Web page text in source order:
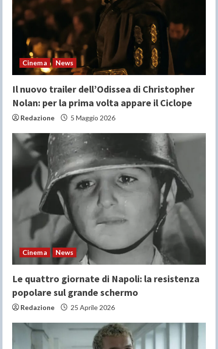
d
i
n
gCinema News
Il nuovo trailer dell’Odissea di Christopher
Nolan: per la prima volta appare il Ciclope
Redazione 5 Maggio 2026
Cinema News
Le quattro giornate di Napoli: la resistenza
popolare sul grande schermo
Redazione 25 Aprile 2026